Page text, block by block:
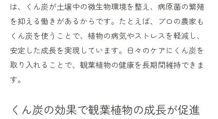
は、くん炭が土壌中の微生物環境を整え、病原菌の繁殖
を抑える働きがあるからです。たとえば、プロの農家も
くん炭を使うことで、植物の病気やストレスを軽減し、
安定した成長を実現しています。日々のケアにくん炭を
取り入れることで、観葉植物の健康を長期間維持できま
す。
くん炭の効果で観葉植物の成長が促進